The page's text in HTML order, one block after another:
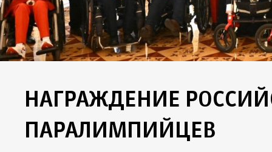
НАГРАЖДЕНИЕ
ПАРАЛИМПИЙЦЕВ